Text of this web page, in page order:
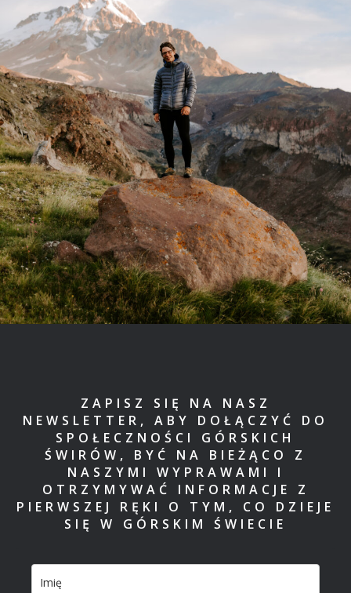
ZAPISZ SIĘ NA NASZ
NEWSLETTER, ABY DOŁĄCZYĆ DO
SPOŁECZNOŚCI GÓRSKICH
ŚWIRÓW, BYĆ NA BIEŻĄCO Z
NASZYMI WYPRAWAMI I
OTRZYMYWAĆ INFORMACJE Z
PIERWSZEJ RĘKI O TYM, CO DZIEJE
SIĘ W GÓRSKIM ŚWIECIE